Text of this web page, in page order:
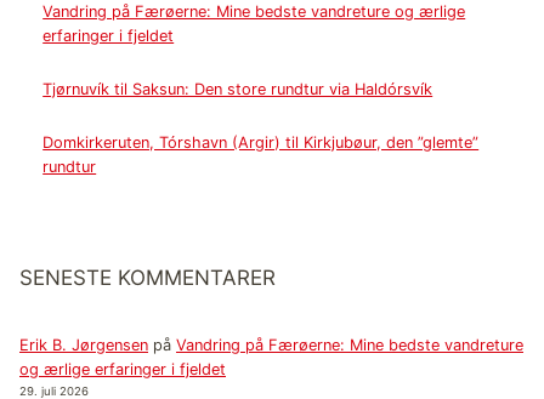
Vandring på Færøerne: Mine bedste vandreture og ærlige
erfaringer i fjeldet
Tjørnuvík til Saksun: Den store rundtur via Haldórsvík
Domkirkeruten, Tórshavn (Argir) til Kirkjubøur, den ”glemte”
rundtur
SENESTE KOMMENTARER
Erik B. Jørgensen på Vandring på Færøerne: Mine bedste vandreture
og ærlige erfaringer i fjeldet
29. juli 2026